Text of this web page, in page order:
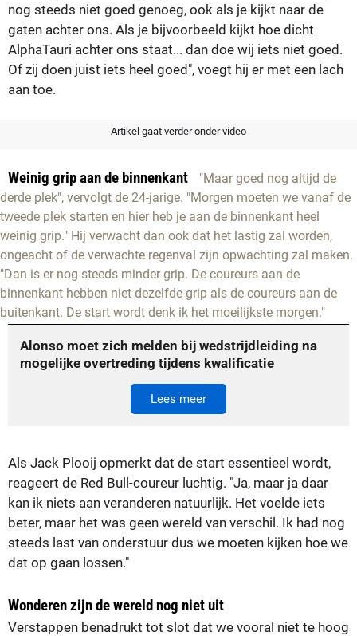
nog steeds niet goed genoeg, ook als je kijkt naar de
gaten achter ons. Als je bijvoorbeeld kijkt hoe dicht
AlphaTauri achter ons staat... dan doe wij iets niet goed.
Of zij doen juist iets heel goed", voegt hij er met een lach
aan toe.
Artikel gaat verder onder video
Weinig grip aan de binnenkant
"Maar goed nog altijd de
derde plek", vervolgt de 24-jarige. "Morgen moeten we vanaf de
tweede plek starten en hier heb je aan de binnenkant heel
weinig grip." Hij verwacht dan ook dat het lastig zal worden,
ongeacht of de verwachte regenval zijn opwachting zal maken.
"Dan is er nog steeds minder grip. De coureurs aan de
binnenkant hebben niet dezelfde grip als de coureurs aan de
buitenkant. De start wordt denk ik het moeilijkste morgen."
Alonso moet zich melden bij wedstrijdleiding na
mogelijke overtreding tijdens kwalificatie
Lees meer
Als Jack Plooij opmerkt dat de start essentieel wordt,
reageert de Red Bull-coureur luchtig. "Ja, maar ja daar
kan ik niets aan veranderen natuurlijk. Het voelde iets
beter, maar het was geen wereld van verschil. Ik had nog
steeds last van onderstuur dus we moeten kijken hoe we
dat op gaan lossen."
Wonderen zijn de wereld nog niet uit
Verstappen benadrukt tot slot dat we vooral niet te hoog